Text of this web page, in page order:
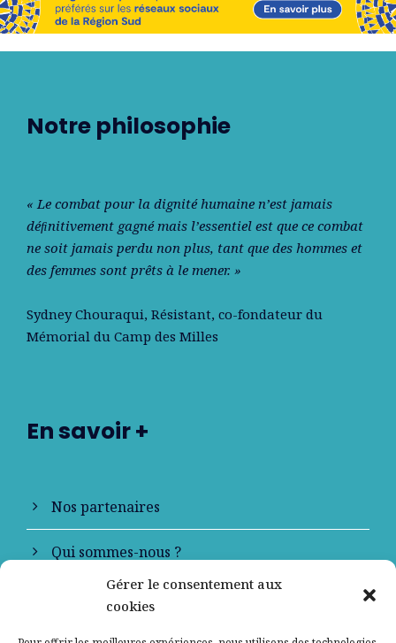
Gérer le consentement aux
cookies
Notre philosophie
« Le combat pour la dignité humaine n’est jamais
déﬁnitivement gagné mais l’essentiel est que ce combat
ne soit jamais perdu non plus, tant que des hommes et
des femmes sont prêts à le mener. »
Sydney Chouraqui, Résistant, co-fondateur du
Mémorial du Camp des Milles
En savoir +
Nos partenaires
Qui sommes-nous ?
Contactez-nous